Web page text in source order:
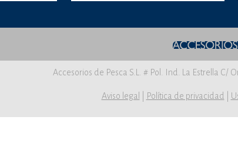
Accesorios de Pesca S.L. # Pol. Ind. La Estrella C/
Aviso legal Política de privacidad